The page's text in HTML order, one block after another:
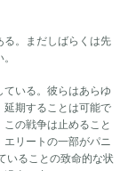
る。まだしばらくは先
いる。彼らはあらゆ
延期することは可能で
の戦争は止めること
リートの一部がパニ
いることの致命的な状